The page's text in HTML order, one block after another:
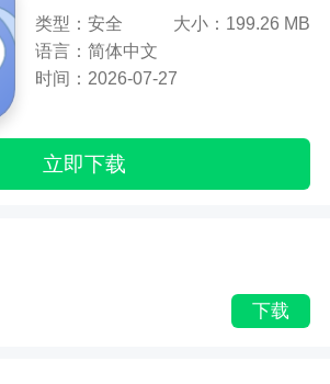
类型：安全
大小：199.26 MB
语言：简体中文
时间：2026-07-27
立即下载
下载